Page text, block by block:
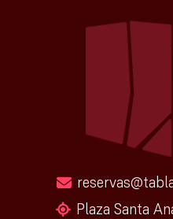
Plaza Santa